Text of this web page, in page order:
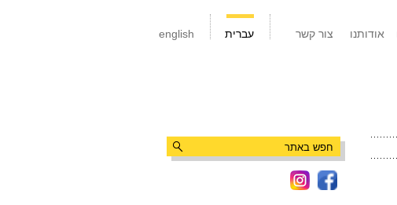
english עברית צור קשר אודותנו